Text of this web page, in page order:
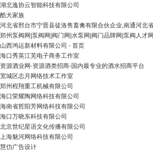
湖北逸协云智能科技有限公司
酷犬家族
河北省邢台市宁晋县徒洛售畜禽有限合伙企业,南通河北
郑州泵阀网|泵阀网|阀门网|水泵网|阀门品牌网|泵阀人才网|
山西鸿运新材料有限公司 - 首页
海口秀英江芜电子商务工作室
资源酒业网-资源酒类招商-国内最专业的酒水招商平台
宽城区志月网络技术工作室
郑州程翔重工机械有限公司
海口荣耀陶网络科技有限公司
海南省哲阳芳网络科技有限公司
海口万晓东科技有限公司
北京世纪星语文化传播有限公司
上海魅河网络科技有限公司
慧仂广告设计